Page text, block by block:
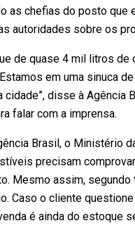
as chefias do posto
autoridades sobre os
de quase 4 mil litros
em uma sinuca
cidade”, disse à
falar com a imprensa.
Brasil, o Ministério
precisam
Mesmo assim,
Caso o cliente
é ainda do estoque